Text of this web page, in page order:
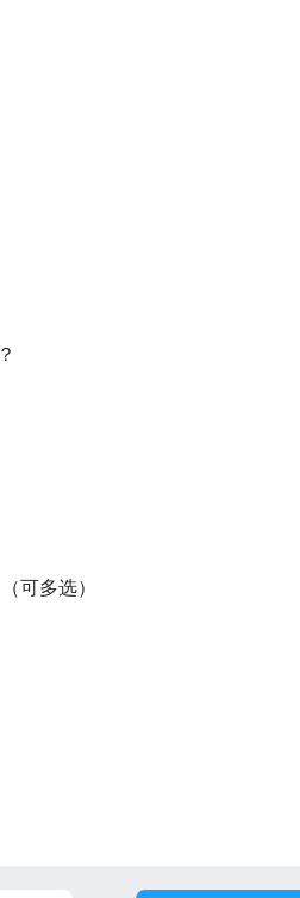
可多选）